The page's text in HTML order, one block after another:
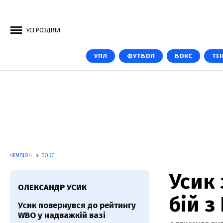
УСІ РОЗДІЛИ
УПЛ ФУТБОЛ БОКС
ЧЕМПІОН БОКС
Усик
бій
ОЛЕКСАНДР УСИК
Усик повернувся до рейтингу
WBO у надважкій вазі